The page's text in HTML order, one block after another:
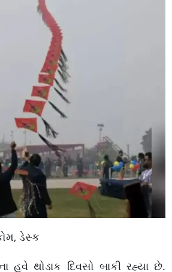
ડેસ્ક
હવે થોડાક દિવસો બાકી રહ્યા છે.